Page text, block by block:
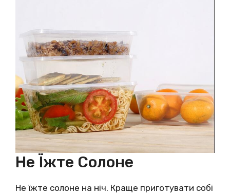
Не Їжте Солоне
Не їжте солоне на ніч. Краще приготувати собі